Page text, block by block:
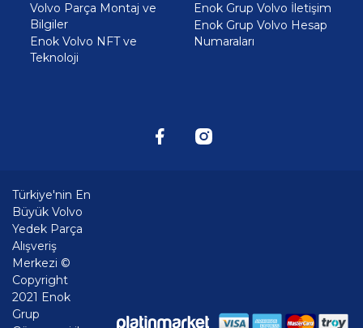
Volvo Parça Montaj ve
Bilgiler
Enok Volvo NFT ve
Teknoloji
Enok Grup Volvo İletişim
Enok Grup Volvo Hesap
Numaraları
Türkiye'nin En
Büyük Volvo
Yedek Parça
Alışveriş
Merkezi ©
Copyright
2021 Enok
Grup